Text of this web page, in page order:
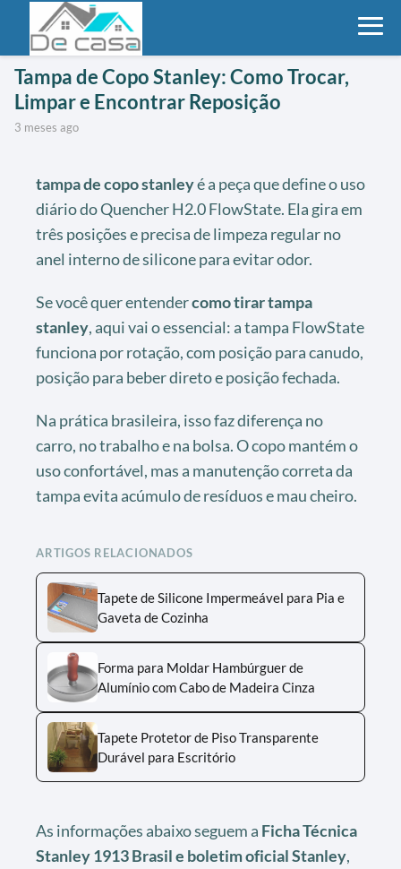
Tampa de Copo Stanley: Como Trocar,
Limpar e Encontrar Reposição
3 meses ago
tampa de copo stanleyé a peça que define o uso
diário do Quencher H2.0 FlowState. Ela gira em
três posições e precisa de limpeza regular no
anel interno de silicone para evitar odor.
Se você quer entendercomo tirar tampa
stanley, aqui vai o essencial: a tampa FlowState
funciona por rotação, com posição para canudo,
posição para beber direto e posição fechada.
Na prática brasileira, isso faz diferença no
carro, no trabalho e na bolsa. O copo mantém o
uso confortável, mas a manutenção correta da
tampa evita acúmulo de resíduos e mau cheiro.
ARTIGOS RELACIONADOS
Tapete de Silicone Impermeável para Pia e
Gaveta de Cozinha
Forma para Moldar Hambúrguer de
Alumínio com Cabo de Madeira Cinza
Tapete Protetor de Piso Transparente
Durável para Escritório
As informações abaixo seguem a Ficha Técnica
Stanley 1913 Brasil e boletim oficial Stanley,